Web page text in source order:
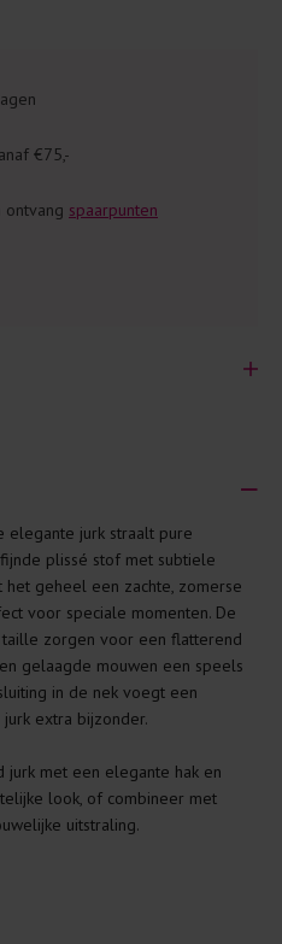
€75,-
ontvang spaarpunten
van je nieuwe kleding.
algemene was-tips:
etiket.
Dat beschermt de
Per kledingstuk is een drupje
of 30 graden wassen is vaak
materialen en/of
elegante jurk straalt pure
plissé stof met subtiele
geheel een zachte, zomerse
voor speciale momenten. De
zorgen voor een flatterend
gelaagde mouwen een speels
in de nek voegt een
extra bijzonder.
jurk met een elegante hak en
look, of combineer met
uitstraling.